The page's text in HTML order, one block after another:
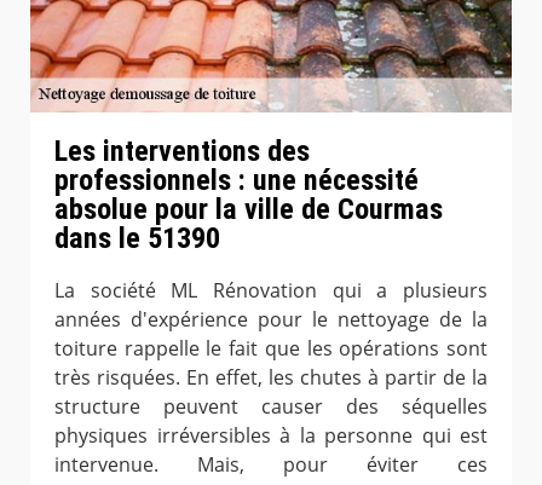
Les interventions des
professionnels : une nécessité
absolue pour la ville de Courmas
dans le 51390
La société ML Rénovation qui a plusieurs
années d'expérience pour le nettoyage de la
toiture rappelle le fait que les opérations sont
très risquées. En effet, les chutes à partir de la
structure peuvent causer des séquelles
physiques irréversibles à la personne qui est
intervenue. Mais, pour éviter ces